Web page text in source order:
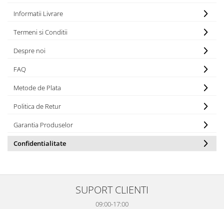
Informatii Livrare
Termeni si Conditii
Despre noi
FAQ
Metode de Plata
Politica de Retur
Garantia Produselor
Confidentialitate
SUPORT CLIENTI
09:00-17:00